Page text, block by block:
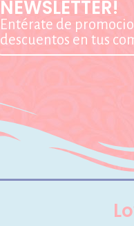
NEWSLETTER!
Entérate de
descuentos en tus